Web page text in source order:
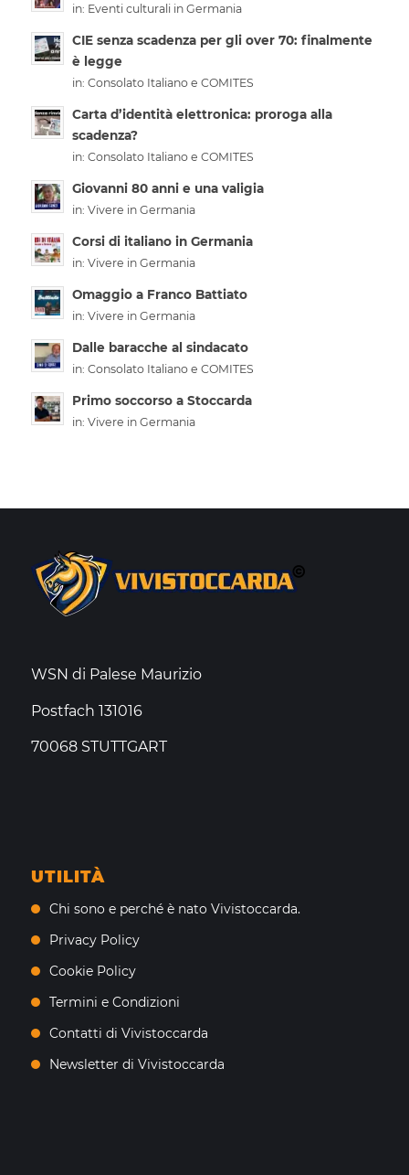
in: Eventi culturali in Germania
CIE senza scadenza per gli over 70: finalmente
è legge
in: Consolato Italiano e COMITES
Carta d’identità elettronica: proroga alla
scadenza?
in: Consolato Italiano e COMITES
Giovanni 80 anni e una valigia
in: Vivere in Germania
Corsi di italiano in Germania
in: Vivere in Germania
Omaggio a Franco Battiato
in: Vivere in Germania
Dalle baracche al sindacato
in: Consolato Italiano e COMITES
Primo soccorso a Stoccarda
in: Vivere in Germania
WSN di Palese Maurizio
Postfach 131016
70068 STUTTGART
UTILITÀ
Chi sono e perché è nato Vivistoccarda.
Privacy Policy
Cookie Policy
Termini e Condizioni
Contatti di Vivistoccarda
Newsletter di Vivistoccarda